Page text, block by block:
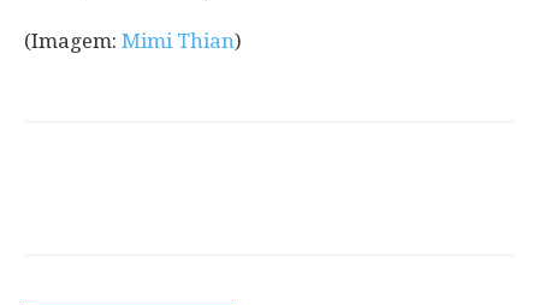
(Imagem: Mimi Thian)